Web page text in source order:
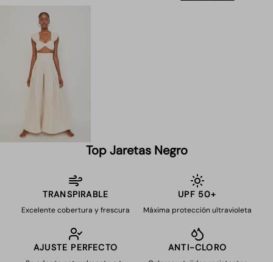
Top Jaretas Negro
TRANSPIRABLE
Excelente cobertura y frescura
UPF 50+
Máxima protección ultravioleta
AJUSTE PERFECTO ANTI-CLORO